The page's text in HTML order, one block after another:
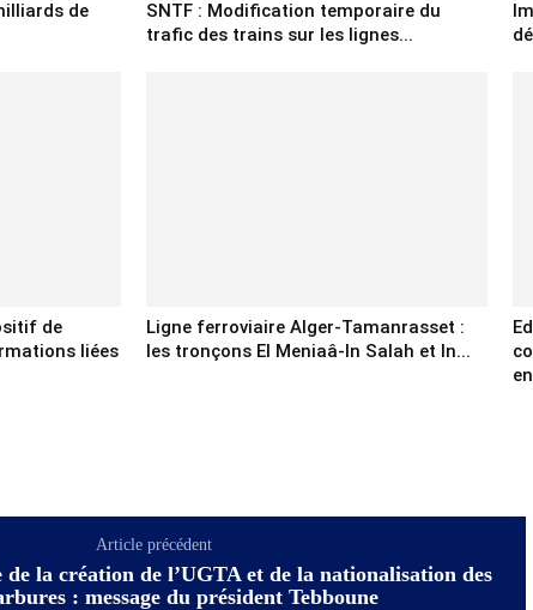
de
SNTF : Modification temporaire du
trafic des trains sur les lignes...
de
liées
Ligne ferroviaire Alger-Tamanrasset :
les tronçons El Meniaâ-In Salah et In...
Article précédent
la création de l’UGTA et de la nationalisation des
: message du président Tebboune